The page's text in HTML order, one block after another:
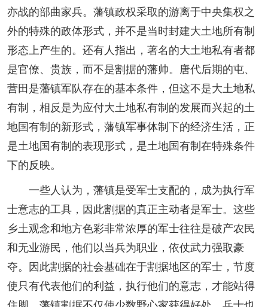
亦战的部曲家兵。藩镇政权采取的游离于中央集权之
外的特殊的政体形式，并不是当时封建大土地所有制
形态上产生的。还有人指出，著名的大土地私有者都
是官僚、贵族，而不是割据的藩帅。唐代后期的屯、
营田是藩镇军队存在的基本条件，但这不是大土地私
有制，相反是为应付大土地私有制的发展而兴起的土
地国有制的新形式，藩镇军事体制下的经济生活，正
是土地国有制的表现形式，是土地国有制在特殊条件
下的反映。
一些人认为，藩镇是受军士支配的，成为执行军
士意志的工具，因此割据的真正主动者是军士。这些
乡土观念和地方色彩非常浓厚的军士往往是破产农民
和无业游民，他们以当兵为职业，依仗武力强取豪
夺。因此割据的社会基础在于割据地区的军士，节度
使只有代表他们的利益，执行他们的意志，才能站得